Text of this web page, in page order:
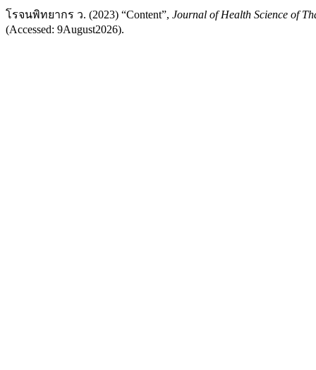
โรจนพิทยากร ว. (2023) “Content”, Journal of Health Science of
(Accessed: 9August2026).